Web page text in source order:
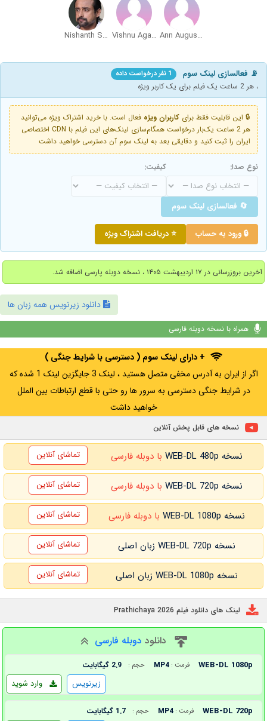
Ann Augustine
Vishnu Agasthya
Nishanth Sagar
📡 فعالسازی لینک سوم 1 نفر درخواست داده
، هر 2 ساعت یک فیلم برای یک کاربر ویژه
🔒 این قابلیت فقط برای کاربران ویژه فعال است. با خرید اشتراک ویژه می‌توانید
هر 2 ساعت یک‌بار درخواست همگام‌سازی لینک‌های این فیلم با CDN اختصاصی
ایران را ثبت کنید و دقایقی بعد به لینک سوم آن دسترسی خواهید داشت
نوع صدا: کیفیت:
🔄 فعالسازی لینک سوم
🔒 ورود به حساب ⭐ دریافت اشتراک ویژه
آخرین بروزرسانی در ۱۷ اردیبهشت ۱۴۰۵ ، نسخه دوبله پارسی اضافه شد.
دانلود زیرنویس همه زبان ها
همراه با نسخه دوبله فارسی
+ دارای لینک سوم ( دسترسی با شرایط جنگی )
اگر از ایران به آدرس مخفی متصل هستید ، لینک 3 جایگزین لینک 1 شده که
در شرایط جنگی دسترسی به سرور ها رو حتی با قطع ارتباطات بین الملل
خواهید داشت
نسخه های قابل پخش آنلاین
نسخه WEB-DL 480p با دوبله فارسی تماشای آنلاین
نسخه WEB-DL 720p با دوبله فارسی تماشای آنلاین
نسخه WEB-DL 1080p با دوبله فارسی تماشای آنلاین
نسخه WEB-DL 720p زبان اصلی تماشای آنلاین
نسخه WEB-DL 1080p زبان اصلی تماشای آنلاین
لینک های دانلود فیلم Prathichaya 2026
دانلود دوبله فارسی
WEB-DL 1080p فرمت : MP4 حجم : 2.9 گیگابایت
وارد شوید زیرنویس
WEB-DL 720p فرمت : MP4 حجم : 1.7 گیگابایت